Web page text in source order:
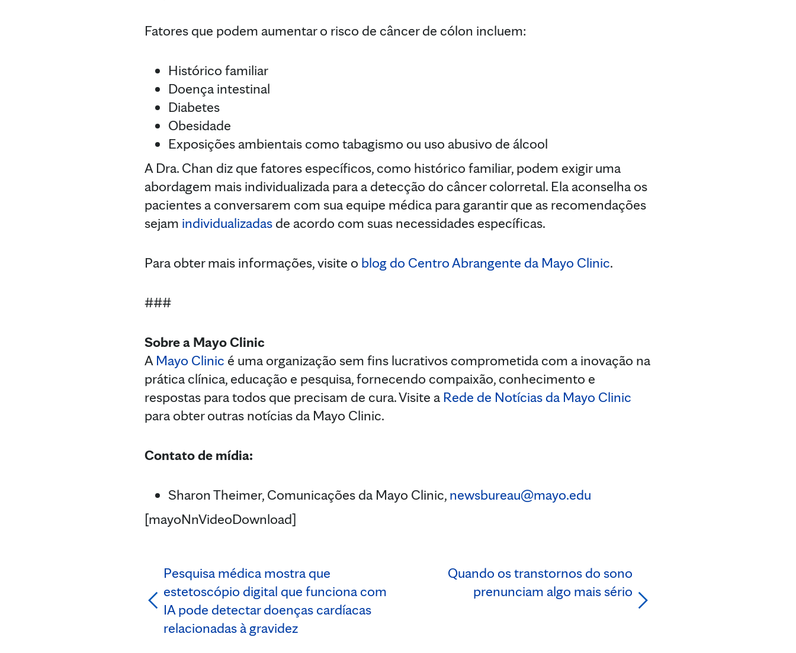
Fatores que podem aumentar o risco de câncer de cólon incluem:
Histórico familiar
Doença intestinal
Diabetes
Obesidade
Exposições ambientais como tabagismo ou uso abusivo de álcool
A Dra. Chan diz que fatores específicos, como histórico familiar, podem exigir uma
abordagem mais individualizada para a detecção do câncer colorretal. Ela aconselha os
pacientes a conversarem com sua equipe médica para garantir que as recomendações
sejam individualizadas de acordo com suas necessidades específicas.
Para obter mais informações, visite o blog do Centro Abrangente da Mayo Clinic.
###
Sobre a Mayo Clinic
A Mayo Clinic é uma organização sem fins lucrativos comprometida com a inovação na
prática clínica, educação e pesquisa, fornecendo compaixão, conhecimento e
respostas para todos que precisam de cura. Visite a Rede de Notícias da Mayo Clinic
para obter outras notícias da Mayo Clinic.
Contato de mídia:
Sharon Theimer, Comunicações da Mayo Clinic, newsbureau@mayo.edu
[mayoNnVideoDownload]
Pesquisa médica mostra que
estetoscópio digital que funciona com
IA pode detectar doenças cardíacas
relacionadas à gravidez
Quando os transtornos do sono
prenunciam algo mais sério